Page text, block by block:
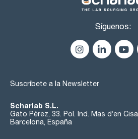
Síguenos:
Suscríbete a la Newsletter
Scharlab S.L.
Gato Pérez, 33. Pol. Ind. Mas d’en
Barcelona, España